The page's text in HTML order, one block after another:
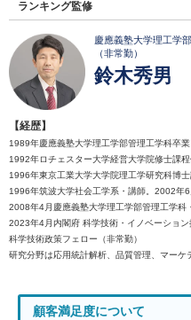
ランキング監修
慶應義塾大学理工学
（非常勤）
鈴木秀男
【経歴】
1989年慶應義塾大学理工学部管理工学科卒業
1992年ロチェスター大学経営大学院修士課程
1996年東京工業大学大学院理工学研究科博
1996年筑波大学社会工学系・講師。2002年6
2008年4月慶應義塾大学理工学部管理工学科
2023年4月内閣府 科学技術・イノベーショ
科学技術政策フェロー（非常勤）
研究分野は応用統計解析、品質管理、マーケ
顧客満足度について